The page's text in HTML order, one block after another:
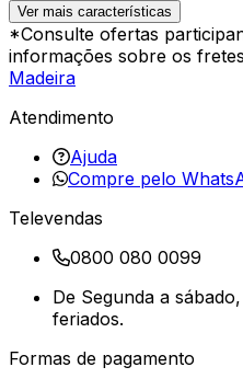
Ver mais características
*Consulte ofertas
informações sobre os
Madeira
Atendimento
Ajuda
Compre pelo
Televendas
0800 080 0099
De Segunda a
feriados.
Formas de pagamento